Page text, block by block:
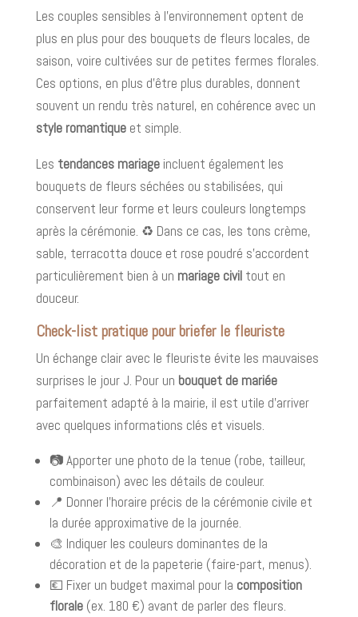
Les couples sensibles à l’environnement optent de
plus en plus pour des bouquets de fleurs locales, de
saison, voire cultivées sur de petites fermes florales.
Ces options, en plus d’être plus durables, donnent
souvent un rendu très naturel, en cohérence avec un
style romantiqueet simple.
Les tendances mariageincluent également les
bouquets de fleurs séchées ou stabilisées, qui
conservent leur forme et leurs couleurs longtemps
après la cérémonie. ♻️ Dans ce cas, les tons crème,
sable, terracotta douce et rose poudré s’accordent
particulièrement bien à un mariage civiltout en
douceur.
Check-list pratique pour briefer le fleuriste
Un échange clair avec le fleuriste évite les mauvaises
surprises le jour J. Pour un bouquet de mariée
parfaitement adapté à la mairie, il est utile d’arriver
avec quelques informations clés et visuels.
📷 Apporter une photo de la tenue (robe, tailleur,
combinaison) avec les détails de couleur.
📍 Donner l’horaire précis de la cérémonie civile et
la durée approximative de la journée.
🎨 Indiquer les couleurs dominantes de la
décoration et de la papeterie (faire-part, menus).
💶 Fixer un budget maximal pour la composition
florale(ex. 180 €) avant de parler des fleurs.